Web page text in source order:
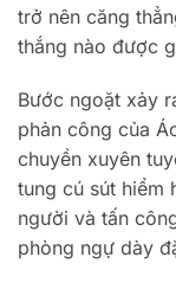
trở nên căng
thắng nào được
Bước ngoặt xảy
phản công của
chuyền xuyên
tung cú sút hiểm
người và tấn
phòng ngự dày